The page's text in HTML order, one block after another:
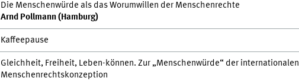
Die Menschenwürde als das Worumwillen der Menschenrechte
Arnd Pollmann (Hamburg)
Kaffeepause
Gleichheit, Freiheit, Leben-können. Zur „Menschenwürde“ der internationalen
Menschenrechtskonzeption